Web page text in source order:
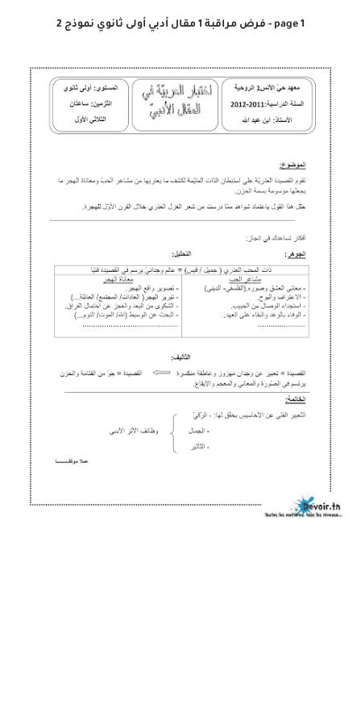
page 1 - فرض مراقبة 1 مقال أدبي أولى ثانوي نموذج 2